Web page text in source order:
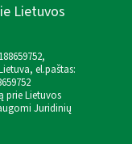
Lietuvos
el.paštas:
prie Lietuvos
Juridinių